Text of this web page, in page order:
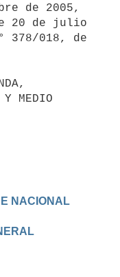
de 2005,
20 de julio
378/018, de
Y MEDIO
NACIONAL